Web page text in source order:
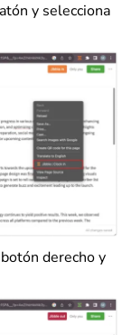
y selecciona
derecho y